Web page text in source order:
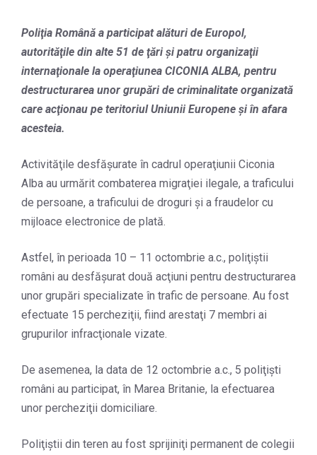
Poliţia Română a participat alături de Europol,
autorităţile din alte 51 de ţări şi patru organizaţii
internaţionale la operaţiunea CICONIA ALBA, pentru
destructurarea unor grupări de criminalitate organizată
care acţionau pe teritoriul Uniunii Europene şi în afara
acesteia.
Activităţile desfăşurate în cadrul operaţiunii Ciconia
Alba au urmărit combaterea migraţiei ilegale, a traficului
de persoane, a traficului de droguri şi a fraudelor cu
mijloace electronice de plată.
Astfel, în perioada 10 – 11 octombrie a.c., poliţiştii
români au desfăşurat două acţiuni pentru destructurarea
unor grupări specializate în trafic de persoane. Au fost
efectuate 15 percheziţii, fiind arestaţi 7 membri ai
grupurilor infracţionale vizate.
De asemenea, la data de 12 octombrie a.c., 5 poliţişti
români au participat, în Marea Britanie, la efectuarea
unor percheziţii domiciliare.
Poliţiştii din teren au fost sprijiniţi permanent de colegii